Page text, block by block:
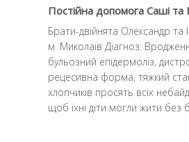
Постійна допомога Саші та
Брати-двійнята Олександр та
м. Миколаїв Діагноз:
бульозний епідермоліз,
рецесивна форма, тяжкий
хлопчиків просять всіх
щоб їхні діти могли жити без